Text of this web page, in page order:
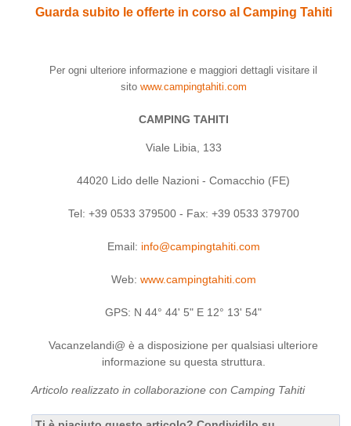
Guarda subito le offerte in corso al Camping Tahiti
Per ogni ulteriore informazione e maggiori dettagli visitare il
sito www.campingtahiti.com
CAMPING TAHITI
Viale Libia, 133
44020 Lido delle Nazioni - Comacchio (FE)
Tel: +39 0533 379500 - Fax: +39 0533 379700
Email: info@campingtahiti.com
Web: www.campingtahiti.com
GPS: N 44° 44' 5" E 12° 13' 54"
Vacanzelandi@ è a disposizione per qualsiasi ulteriore
informazione su questa struttura.
Articolo realizzato in collaborazione con Camping Tahiti